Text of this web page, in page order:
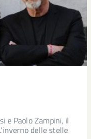
e Paolo Zampini, il
delle stelle